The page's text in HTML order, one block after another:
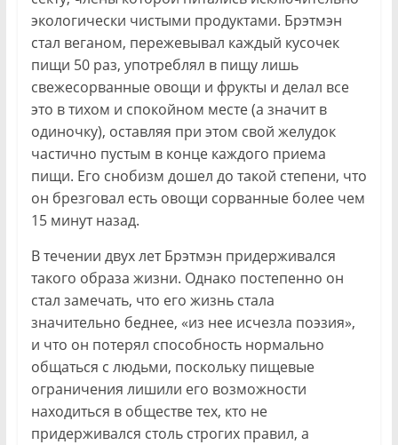
экологически чистыми продуктами. Брэтмэн
стал веганом, пережевывал каждый кусочек
пищи 50 раз, употреблял в пищу лишь
свежесорванные овощи и фрукты и делал все
это в тихом и спокойном месте (а значит в
одиночку), оставляя при этом свой желудок
частично пустым в конце каждого приема
пищи. Его снобизм дошел до такой степени, что
он брезговал есть овощи сорванные более чем
15 минут назад.
В течении двух лет Брэтмэн придерживался
такого образа жизни. Однако постепенно он
стал замечать, что его жизнь стала
значительно беднее, «из нее исчезла поэзия»,
и что он потерял способность нормально
общаться с людьми, поскольку пищевые
ограничения лишили его возможности
находиться в обществе тех, кто не
придерживался столь строгих правил, а